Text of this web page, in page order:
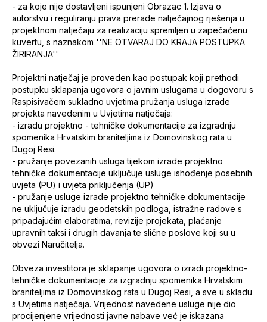
- za koje nije dostavljeni ispunjeni Obrazac 1. Izjava o
autorstvu i reguliranju prava prerade natječajnog rješenja u
projektnom natječaju za realizaciju spremljen u zapečaćenu
kuvertu, s naznakom ''NE OTVARAJ DO KRAJA POSTUPKA
ŽIRIRANJA''
Projektni natječaj je proveden kao postupak koji prethodi
postupku sklapanja ugovora o javnim uslugama u dogovoru s
Raspisivačem sukladno uvjetima pružanja usluga izrade
projekta navedenim u Uvjetima natječaja:
- izradu projektno - tehničke dokumentacije za izgradnju
spomenika Hrvatskim braniteljima iz Domovinskog rata u
Dugoj Resi.
- pružanje povezanih usluga tijekom izrade projektno
tehničke dokumentacije uključuje usluge ishođenje posebnih
uvjeta (PU) i uvjeta priključenja (UP)
- pružanje usluge izrade projektno tehničke dokumentacije
ne uključuje izradu geodetskih podloga, istražne radove s
pripadajućim elaboratima, revizije projekata, plaćanje
upravnih taksi i drugih davanja te slične poslove koji su u
obvezi Naručitelja.
Obveza investitora je sklapanje ugovora o izradi projektno-
tehničke dokumentacije za izgradnju spomenika Hrvatskim
braniteljima iz Domovinskog rata u Dugoj Resi, a sve u skladu
s Uvjetima natječaja. Vrijednost navedene usluge nije dio
procijenjene vrijednosti javne nabave već je iskazana